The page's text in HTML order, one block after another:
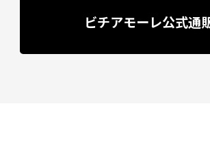
ビチアモーレ公式通